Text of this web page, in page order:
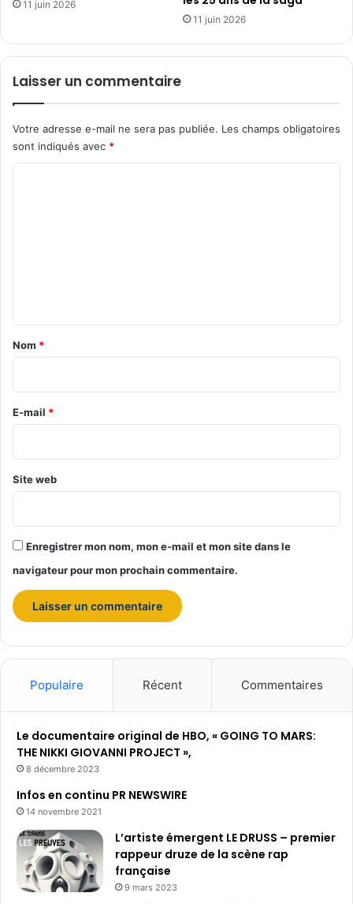
11 juin 2026
11 juin 2026
Laisser un commentaire
Votre adresse e-mail ne sera pas publiée. Les champs obligatoires
sont indiqués avec *
a
r
e
Nom *
E-mail *
Site web
Enregistrer mon nom, mon e-mail et mon site dans le
navigateur pour mon prochain commentaire.
Populaire Récent Commentaires
Le documentaire original de HBO, « GOING TO MARS:
THE NIKKI GIOVANNI PROJECT »,
8 décembre 2023
Infos en continu PR NEWSWIRE
14 novembre 2021
L’artiste émergent LE DRUSS – premier
rappeur druze de la scène rap
française
9 mars 2023